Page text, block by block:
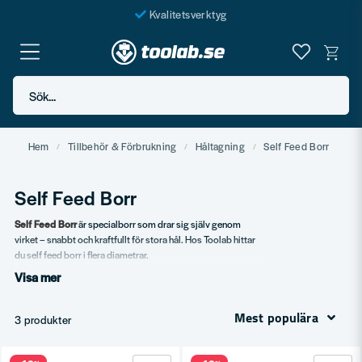
Kvalitetsverktyg
Fraktfritt över 999 SEK*
En järnhandel för alla
Sök...
Hem Tillbehör & Förbrukning Håltagning Self Feed Borr
Self Feed Borr
Self Feed Borrär specialborr som drar sig själv genom
virket – snabbt och kraftfullt för stora hål. Hos Toolab hittar
du self feed borr i flera diametrar.
Vårt sortiment
Olika diametrar.
Visa mer
3 produkter Mest populära